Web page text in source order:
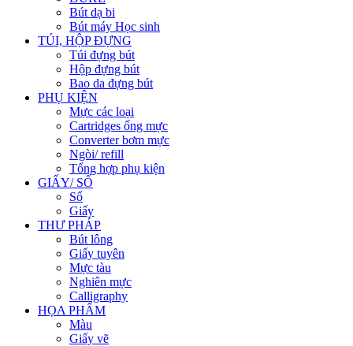
Bút dạ bi
Bút máy Học sinh
TÚI, HỘP ĐỰNG
Túi đựng bút
Hộp đựng bút
Bao da đựng bút
PHỤ KIỆN
Mực các loại
Cartridges ống mực
Converter bơm mực
Ngòi/ refill
Tổng hợp phụ kiện
GIẤY/ SỔ
Sổ
Giấy
THƯ PHÁP
Bút lông
Giấy tuyên
Mực tàu
Nghiên mực
Calligraphy
HỌA PHẨM
Màu
Giấy vẽ